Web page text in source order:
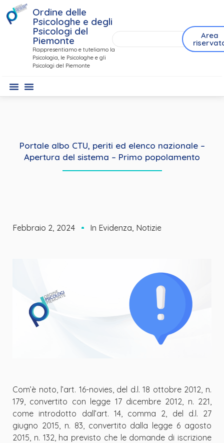
Ordine delle
Psicologhe e degli
Psicologi del
Piemonte
Rappresentiamo e tuteliamo la
Psicologia, le Psicologhe e gli
Psicologi del Piemonte
Area
Portale albo CTU, periti ed elenco nazionale –
Apertura del sistema – Primo popolamento
Febbraio 2, 2024 In Evidenza, Notizie
Com’è noto, l’art. 16-novies, del d.l. 18 ottobre 2012, n.
179, convertito con legge 17 dicembre 2012, n. 221,
come introdotto dall’art. 14, comma 2, del d.l. 27
giugno 2015, n. 83, convertito dalla legge 6 agosto
2015, n. 132, ha previsto che le domande di iscrizione